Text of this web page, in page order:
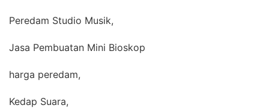
Peredam Studio Musik,
Jasa Pembuatan Mini Bioskop
harga peredam,
Kedap Suara,